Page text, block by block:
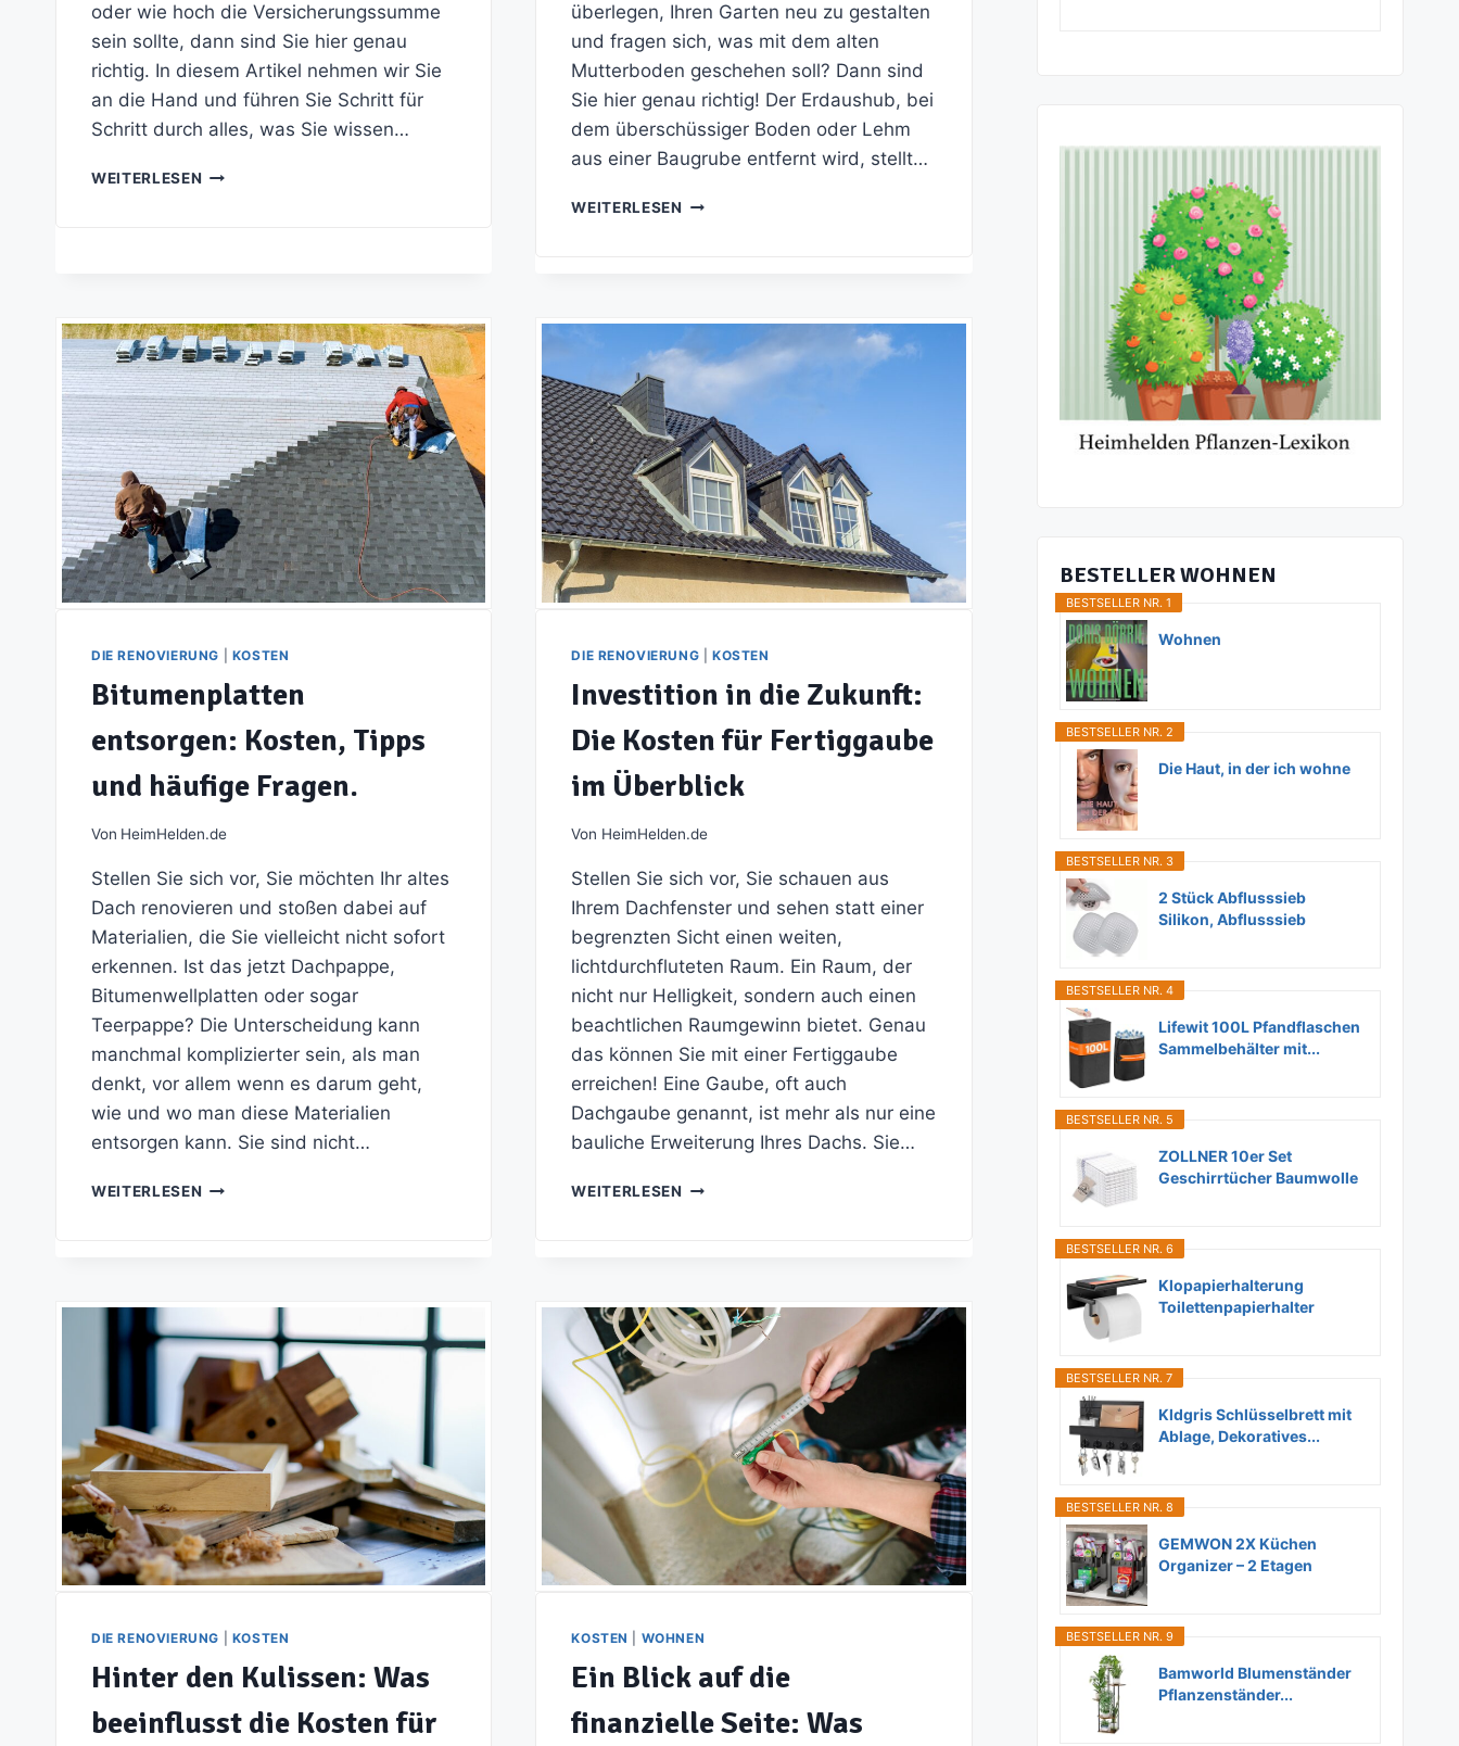
oder wie hoch die Versicherungssumme
sein sollte, dann sind Sie hier genau
richtig. In diesem Artikel nehmen wir Sie
an die Hand und führen Sie Schritt für
Schritt durch alles, was Sie wissen…
WEITERLESEN GEBÄUDEVERSICHERUNGSKOSTEN
BEVOR
SIE
EINE
POLICE
ABSCHLIESSEN!
überlegen, Ihren Garten neu zu gestalten
und fragen sich, was mit dem alten
Mutterboden geschehen soll? Dann sind
Sie hier genau richtig! Der Erdaushub, bei
dem überschüssiger Boden oder Lehm
aus einer Baugrube entfernt wird, stellt…
WEITERLESEN BODEN
DIE
KOSTEN
VOM
ERDE
ENTSORGEN
WISSEN
SOLLTEN
DIE RENOVIERUNG KOSTEN
Bitumenplatten
entsorgen: Kosten, Tipps
und häufige Fragen.
Von HeimHelden.de
Stellen Sie sich vor, Sie möchten Ihr altes
Dach renovieren und stoßen dabei auf
Materialien, die Sie vielleicht nicht sofort
erkennen. Ist das jetzt Dachpappe,
Bitumenwellplatten oder sogar
Teerpappe? Die Unterscheidung kann
manchmal komplizierter sein, als man
denkt, vor allem wenn es darum geht,
wie und wo man diese Materialien
entsorgen kann. Sie sind nicht…
WEITERLESEN BITUMENPLATTEN
DIE RENOVIERUNG |KOSTEN
Investition in die Zukunft:
Die Kosten für Fertiggaube
im Überblick
Von HeimHelden.de
Stellen Sie sich vor, Sie schauen aus
Ihrem Dachfenster und sehen statt einer
begrenzten Sicht einen weiten,
lichtdurchfluteten Raum. Ein Raum, der
nicht nur Helligkeit, sondern auch einen
beachtlichen Raumgewinn bietet. Genau
das können Sie mit einer Fertiggaube
erreichen! Eine Gaube, oft auch
Dachgaube genannt, ist mehr als nur eine
bauliche Erweiterung Ihres Dachs. Sie…
WEITERLESEN INVESTITION
FÜR
FERTIGGAUBE
IM
ÜBERBLICK
DIE RENOVIERUNG KOSTEN
Hinter den Kulissen: Was
beeinflusst die Kosten für
KOSTEN WOHNEN
Ein Blick auf die
finanzielle Seite: Was
BESTELLER WOHNEN
BESTSELLER NR. 1
Wohnen
BESTSELLER NR. 2
Die Haut, in der ich wohne
BESTSELLER NR. 3
2 Stück Abflusssieb
Silikon, Abflusssieb
BESTSELLER NR. 4
Lifewit 100L Pfandflaschen
Sammelbehälter mit...
BESTSELLER NR. 5
ZOLLNER 10er Set
Geschirrtücher Baumwolle
BESTSELLER NR. 6
Klopapierhalterung
Toilettenpapierhalter
BESTSELLER NR. 7
Kldgris Schlüsselbrett mit
Ablage, Dekoratives...
BESTSELLER NR. 8
GEMWON 2X Küchen
Organizer – 2 Etagen
BESTSELLER NR. 9
Bamworld Blumenständer
Pflanzenständer...